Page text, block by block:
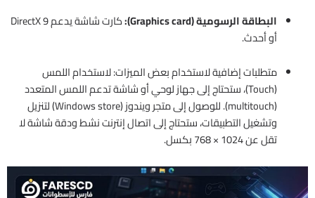
البطاقة الرسومية (Graphics card):
كارت شاشة يدعم DirectX 9
أو أحدث.
متطلبات إضافية لاستخدام بعض الميزات: لاستخدام اللمس
(Touch)، ستحتاج إلى جهاز لوحي أو شاشة تدعم اللمس المتعدد
(multitouch). للوصول إلى متجر ويندوز (Windows store) لتنزيل
وتشغيل التطبيقات، ستحتاج إلى اتصال إنترنت نشط ودقة شاشة لا
تقل عن 1024 × 768 بكسل.